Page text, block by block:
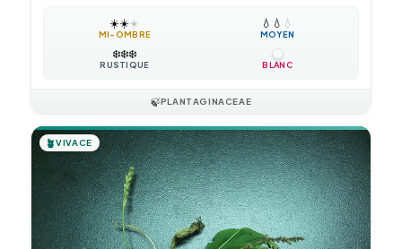
☀️☀️☀️
MI-OMBRE
💧 💧 💧
MOYEN
❄️❄️❄️
RUSTIQUE BLANC
🍃PLANTAGINACEAE
🪴VIVACE